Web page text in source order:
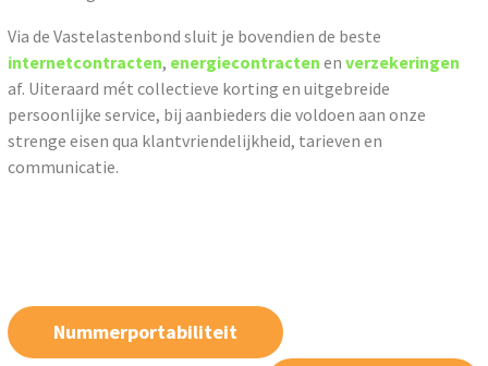
Via de Vastelastenbond sluit je bovendien de beste
internetcontracten, energiecontracten enverzekeringen
af. Uiteraard mét collectieve korting en uitgebreide
persoonlijke service, bij aanbieders die voldoen aan onze
strenge eisen qua klantvriendelijkheid, tarieven en
communicatie.
Nummerportabiliteit